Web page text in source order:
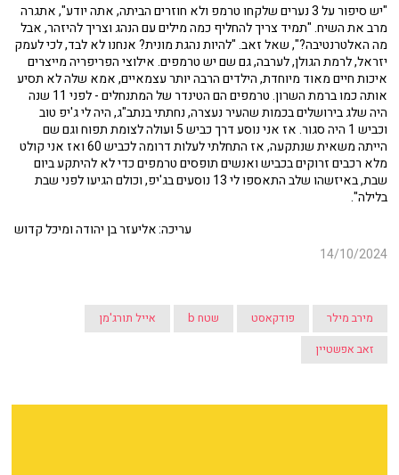
"יש סיפור על 3 נערים שלקחו טרמפ ולא חוזרים הביתה, אתה יודע", אתגרה
מרב את השיח. "תמיד צריך להחליף כמה מילים עם הנהג וצריך להיזהר, אבל
מה האלטרנטיבה?", שאל זאב. "להיות נהגת מונית? אנחנו לא לבד, לכי לעמק
יזראל, לרמת הגולן, לערבה, גם שם יש טרמפים. אילוצי הפריפריה מייצרים
איכות חיים מאוד מיוחדת, הילדים הרבה יותר עצמאיים, אמא שלה לא תסיע
אותה כמו ברמת השרון. טרמפים הם הטינדר של המתנחלים - לפני 11 שנה
היה שלג בירושלים בכמות שהעיר נעצרה, נחתתי בנתב"ג, היה לי ג'יפ טוב
וכביש 1 היה סגור. אז אני נוסע דרך כביש 5 ועולה לצומת תפוח וגם שם
הייתה משאית שנתקעה, אז התחלתי לעלות דרומה לכביש 60 ואז אני קולט
מלא רכבים זרוקים בכביש ואנשים תופסים טרמפים כדי לא להיתקע ביום
שבת, באיזשהו שלב התאספו לי 13 נוסעים בג'יפ, וכולם הגיעו לפני שבת
בלילה".
עריכה: אליעזר בן יהודה ומיכל קדוש
14/10/2024
מירב מילר פודקאסט שטח b
אייל תורג'מן
זאב אפשטיין